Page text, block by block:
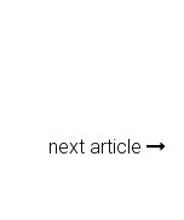
next article